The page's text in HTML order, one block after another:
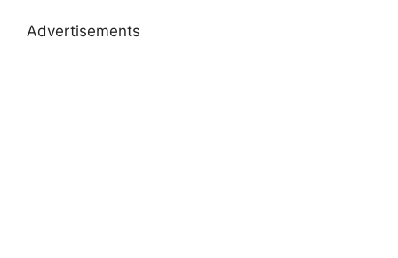
Advertisements